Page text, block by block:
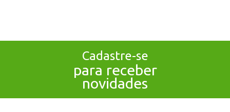
Cadastre-se
para receber
novidades